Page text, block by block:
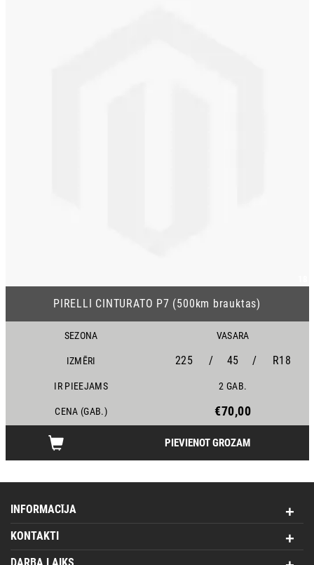
PIRELLI CINTURATO P7 (500km brauktas)
SEZONA VASARA
IZMĒRI 225 / 45 / R18
IR PIEEJAMS 2 GAB.
CENA (GAB.) €70,00
PIEVIENOT GROZAM
INFORMACĪJA
KONTAKTI